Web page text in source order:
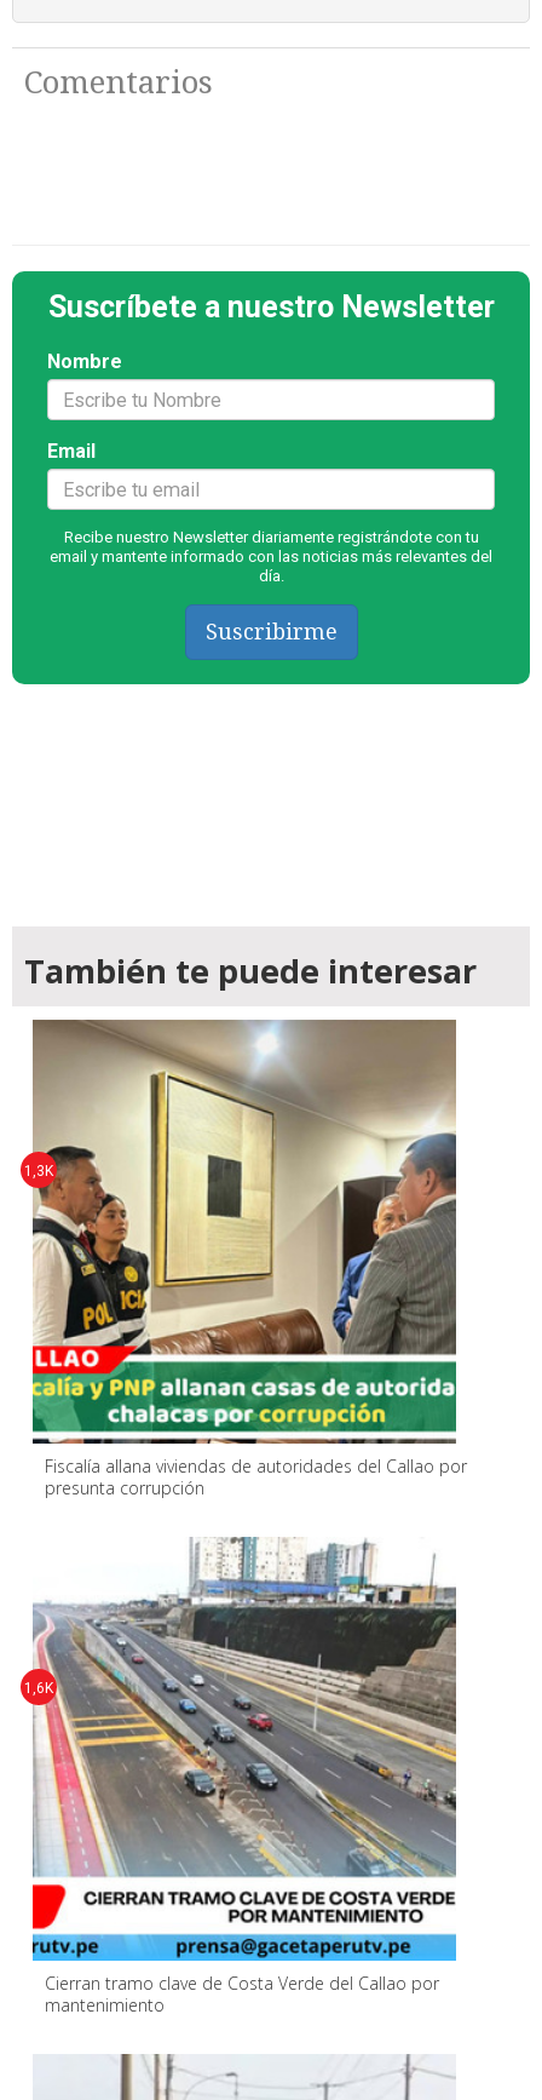
Comentarios
Suscríbete a nuestro Newsletter
Nombre
Email
Recibe nuestro Newsletter diariamente registrándote con tu
email y mantente informado con las noticias más relevantes del
día.
Suscribirme
También te puede interesar
Fiscalía allana viviendas de autoridades del Callao por
presunta corrupción
1,3K
Cierran tramo clave de Costa Verde del Callao por
mantenimiento
1,6K